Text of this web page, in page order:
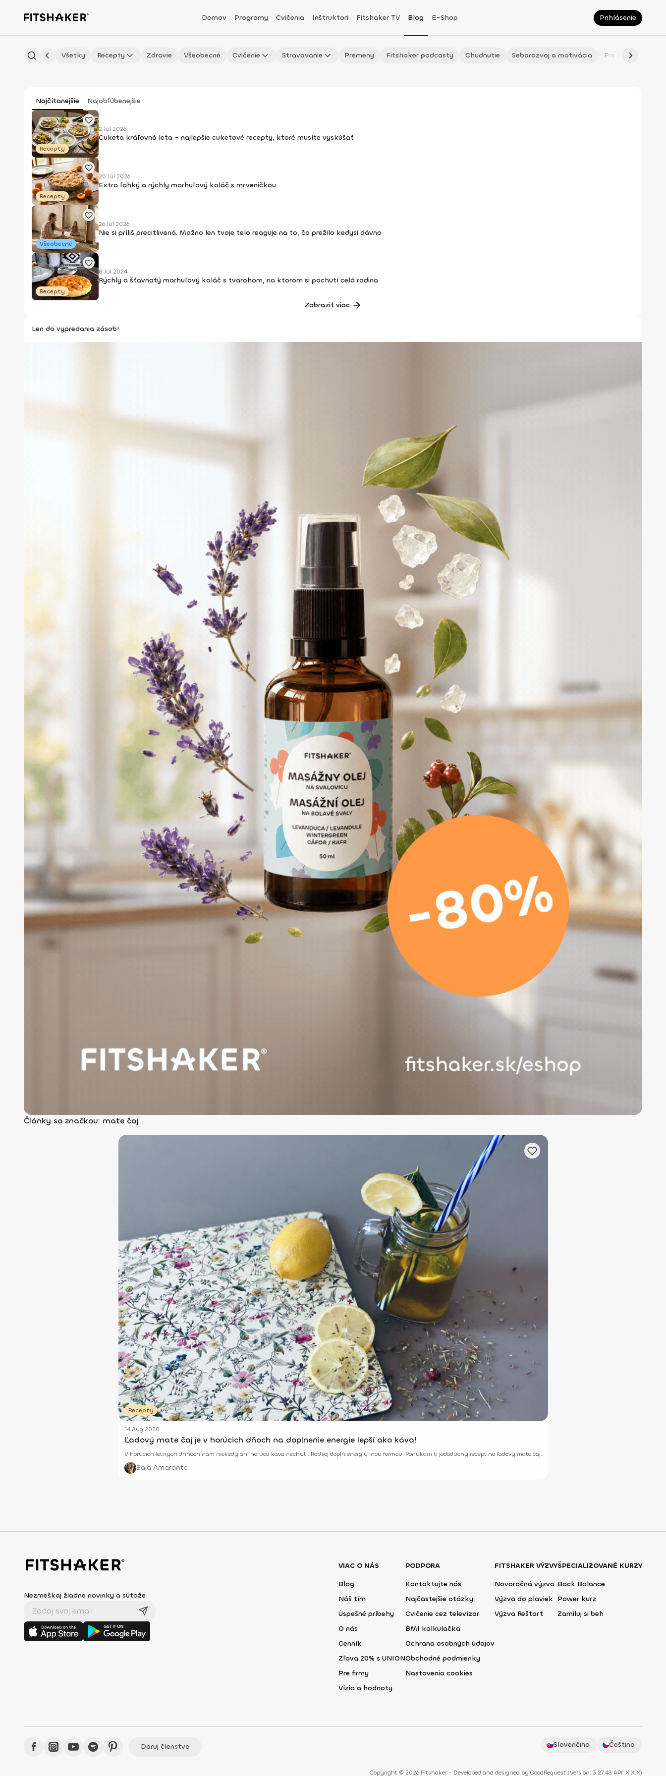
Domov Programy Cvičenia Inštruktori Fitshaker TV Blog E-Shop Prihlásenie
Všetky Recepty Zdravie Všeobecné Cvičenie Stravovanie Premeny Fitshaker podcasty Chudnutie Sebarozvoj a motivácia Pre fitmaminky
Najčítanejšie Najobľúbenejšie
Recepty
2 Júl 2026
Cuketa kráľovná leta - najlepšie cuketové recepty, ktoré musíte vyskúšať
Recepty
20 Júl 2026
Extra ľahký a rýchly marhuľový koláč s mrveničkou
Všeobecné
26 Júl 2026
Nie si príliš precitlivená. Možno len tvoje telo reaguje na to, čo prežilo kedysi dávno
Recepty
8 Júl 2024
Rýchly a šťavnatý marhuľový koláč s tvarohom, na ktorom si pochutí celá rodina
Zobraziť viac
Len do vypredania zásob!
Články so značkou: mate čaj
Recepty
14 Aug 2020
Ľadový mate čaj je v horúcich dňoch na doplnenie energie lepší ako káva!
V horúcich letných dňňoch nám niekedy ani horúca káva nechutí. Radšej doplň energiu inou formou. Ponúkam ti jedoduchý recept na ľadový mate čaj.
Baja Amarante
Nezmeškaj žiadne novinky a súťaže
VIAC O NÁS
Blog
Náš tím
Úspešné príbehy
O nás
Cenník
Zľava 20% s UNION
Pre firmy
Vízia a hodnoty
PODPORA
Kontaktujte nás
Najčastejšie otázky
Cvičenie cez televízor
BMI kalkulačka
Ochrana osobných údajov
Obchodné podmienky
Nastavenia cookies
FITSHAKER VÝZVY
Novoročná výzva
Výzva do plaviek
Výzva Reštart
ŠPECIALIZOVANÉ KURZY
Back Balance
Power kurz
Zamiluj si beh
Daruj členstvo Slovenčina Čeština
Copyright © 2026 Fitshaker - Developed and designed by GoodRequest (Version: 3.27.43 API: X.X.X)